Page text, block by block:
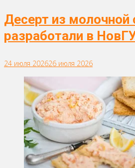
Десерт из молочной
разработали в
24 июля 202626 июля 2026